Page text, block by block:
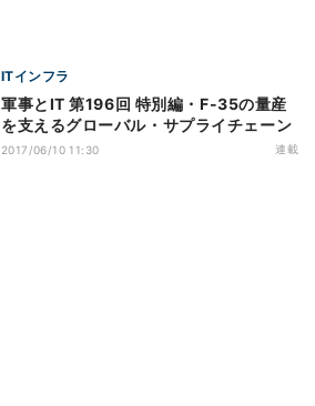
ITインフラ
軍事とIT 第196回 特別編・F-35の量産
を支えるグローバル・サプライチェーン
2017/06/10 11:30 連載